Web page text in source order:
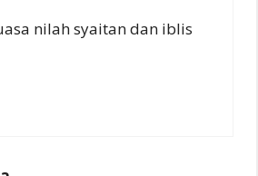
nilah syaitan dan iblis